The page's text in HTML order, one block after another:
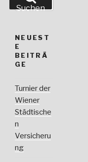
nach:
Suchen
NEUEST
E
BEITRÄ
GE
Turnier der
Wiener
Städtische
n
Versicheru
ng